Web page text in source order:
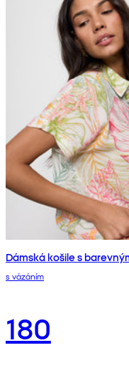
Dámská košile s
s vázáním
180